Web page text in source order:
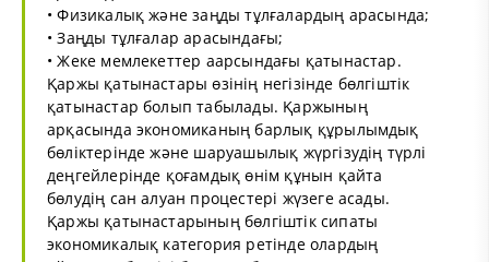
• Физикалық және заңды тұлғалардың арасында;
• Заңды тұлғалар арасындағы;
• Жеке мемлекеттер аарсындағы қатынастар.
Қаржы қатынастары өзiнiң негiзiнде бөлгiштiк
қатынастар болып табылады. Қаржының
арқасында экономиканың барлық құрылымдық
бөлiктерiнде және шаруашылық жүргiзудiң түрлi
деңгейлерiнде қоғамдық өнiм құнын қайта
бөлудiң сан алуан процестерi жүзеге асады.
Қаржы қатынастарының бөлгiштiк сипаты
экономикалық категория ретiнде олардың